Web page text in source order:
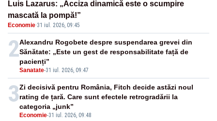
Luis Lazarus: „Acciza dinamică este o scumpire
mascată la pompă!”
Economie·31 iul. 2026, 09:45
2
Sanatate-31 iul. 2026, 09:47
Alexandru Rogobete despre suspendarea grevei din
Sănătate: „Este un gest de responsabilitate față de
pacienți”
3
Economie-31 iul. 2026, 09:48
Zi decisivă pentru România, Fitch decide astăzi noul
rating de țară. Care sunt efectele retrogradării la
categoria „junk”